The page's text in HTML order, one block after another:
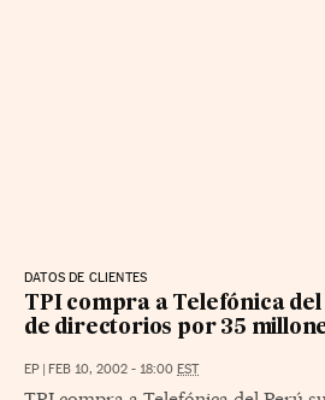
DATOS DE CLIENTES
TPI compra a Telefónica del
de directorios por 35
EP | FEB 10, 2002 - 18:00 EST